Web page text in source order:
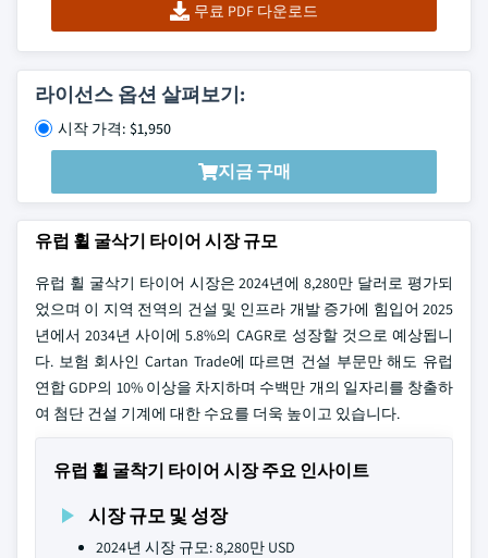
무료 PDF 다운로드
라이선스 옵션 살펴보기:
시작 가격: $1,950
지금 구매
유럽 휠 굴삭기 타이어 시장 규모
유럽 휠 굴삭기 타이어 시장은 2024년에 8,280만 달러로 평가되
었으며 이 지역 전역의 건설 및 인프라 개발 증가에 힘입어 2025
년에서 2034년 사이에 5.8%의 CAGR로 성장할 것으로 예상됩니
다. 보험 회사인 Cartan Trade에 따르면 건설 부문만 해도 유럽
연합 GDP의 10% 이상을 차지하며 수백만 개의 일자리를 창출하
여 첨단 건설 기계에 대한 수요를 더욱 높이고 있습니다.
유럽 휠 굴착기 타이어 시장 주요 인사이트
시장 규모 및 성장
2024년 시장 규모: 8,280만 USD